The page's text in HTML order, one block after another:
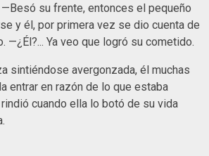
su frente, entonces el pequeño
y él, por primera vez se dio cuenta de
—¿Él?... Ya veo que logró su cometido.
sintiéndose avergonzada, él muchas
entrar en razón de lo que estaba
cuando ella lo botó de su vida